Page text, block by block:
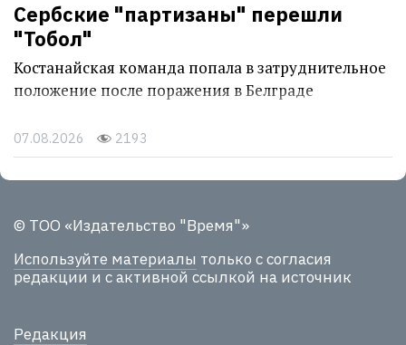
Сербские "партизаны" перешли
"Тобол"
Костанайская команда попала в затруднительное
положение после поражения в Белграде
07.08.2026 2193
© ТОО «Издательство "Время"»
Используйте материалы только с согласия
редакции и с активной ссылкой на источник
Редакция